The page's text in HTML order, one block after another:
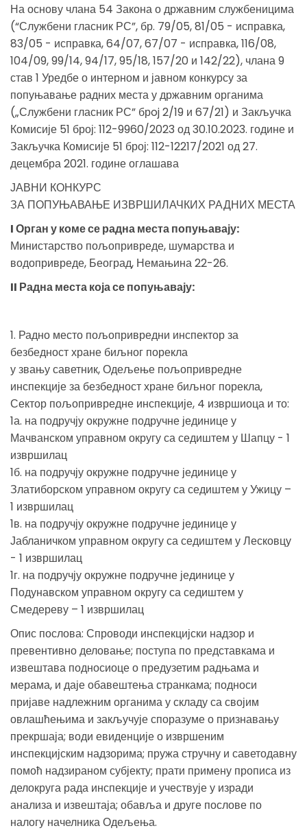
На основу члана 54 Закона о државним службеницима
(“Службени гласник РС”, бр. 79/05, 81/05 - исправка,
83/05 - исправка, 64/07, 67/07 - исправка, 116/08,
104/09, 99/14, 94/17, 95/18, 157/20 и 142/22), члана 9
став 1 Уредбе о интерном и јавном конкурсу за
попуњавање радних места у државним органима
(„Службени гласник РС” брoj 2/19 и 67/21) и Закључка
Комисије 51 број: 112-9960/2023 од 30.10.2023. године и
Закључка Комисије 51 број: 112-12217/2021 од 27.
децембра 2021. године оглашава
ЈАВНИ КОНКУРС
ЗА ПОПУЊАВАЊЕ ИЗВРШИЛАЧКИХ РАДНИХ МЕСТА
I Орган у коме се радна места попуњавају:
Министарство пољопривреде, шумарства и
водопривреде, Београд, Немањина 22-26.
II Радна места која се попуњавају:
1. Радно место пољопривредни инспектор за
безбедност хране биљног порекла
у звању саветник, Одељење пољопривредне
инспекције за безбедност хране биљног порекла,
Сектор пољопривредне инспекције, 4 извршиоца и то:
1а. на подручју окружне подручне јединице у
Мачванском управном округу са седиштем у Шапцу - 1
извршилац
1б. на подручју окружне подручне јединице у
Златиборском управном округу са седиштем у Ужицу –
1 извршилац
1в. на подручју окружне подручне јединице у
Јабланичком управном округу са седиштем у Лесковцу
- 1 извршилац
1г. на подручју окружне подручне јединице у
Подунавском управном округу са седиштем у
Смедереву – 1 извршилац
Опис послова: Спроводи инспекцијски надзор и
превентивно деловање; поступа по представкама и
извештава подносиоце о предузетим радњама и
мерама, и даје обавештења странкама; подноси
пријаве надлежним органима у складу са својим
овлашћењима и закључује споразуме о признавању
прекршаја; води евиденције о извршеним
инспекцијским надзорима; пружа стручну и саветодавну
помоћ надзираном субјекту; прати примену прописа из
делокруга рада инспекције и учествује у изради
анализа и извештаја; обавља и друге послове по
налогу начелника Одељења.